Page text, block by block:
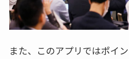
また、このアプリではポイ